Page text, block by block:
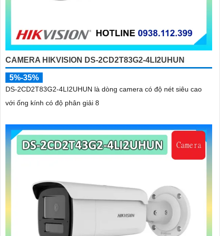
CAMERA HIKVISION DS-2CD2T83G2-4LI2UHUN
5%-35%
DS-2CD2T83G2-4LI2UHUN là dòng camera có độ nét siêu cao
với ống kính có độ phân giải 8